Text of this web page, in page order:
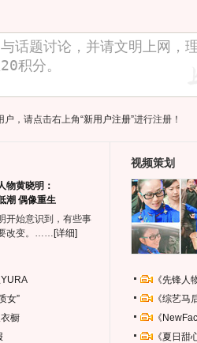
户，请点击右上角“新用户注册”进行注册！
物黄晓明：
潮 偶像重生
开始意识到，有些事
改变。…… [详细]
YURA
女”
橱
视频策划
《先锋
《综艺
《
《夏日